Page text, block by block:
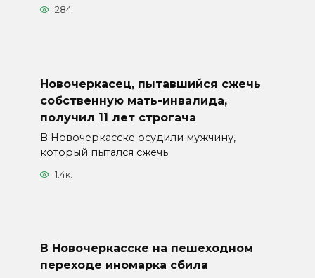
284
Новочеркасец, пытавшийся сжечь
собственную мать-инвалида,
получил 11 лет строгача
В Новочеркасске осудили мужчину,
который пытался сжечь
1.4к.
В Новочеркасске на пешеходном
переходе иномарка сбила